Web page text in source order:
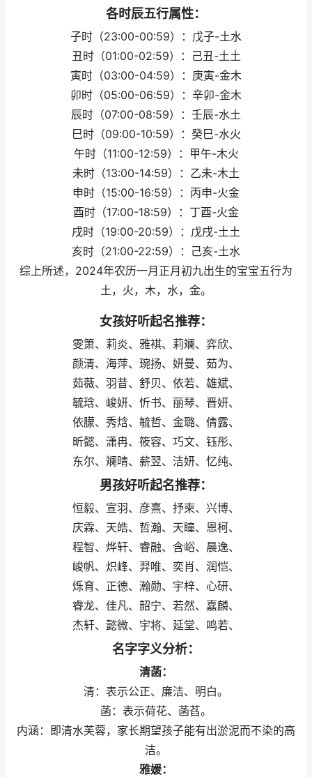
各时辰五行属性：
子时（23:00-00:59）：戊子-土水
丑时（01:00-02:59）：己丑-土土
寅时（03:00-04:59）：庚寅-金木
卯时（05:00-06:59）：辛卯-金木
辰时（07:00-08:59）：壬辰-水土
巳时（09:00-10:59）：癸巳-水火
午时（11:00-12:59）：甲午-木火
未时（13:00-14:59）：乙未-木土
申时（15:00-16:59）：丙申-火金
酉时（17:00-18:59）：丁酉-火金
戌时（19:00-20:59）：戊戌-土土
亥时（21:00-22:59）：己亥-土水
综上所述，2024年农历一月正月初九出生的宝宝五行为
土，火，木，水，金。
女孩好听起名推荐：
雯箫、莉炎、雅褀、莉斓、弈欣、
颜清、海萍、琬扬、妍曼、茹为、
茹薇、羽昔、舒贝、依若、雄斌、
毓琀、峻妍、忻书、丽琴、晋妍、
依朦、秀焓、毓哲、金璐、倩露、
昕懿、潇冉、筱容、巧文、钰彤、
东尔、斓晴、薪翌、洁妍、忆纯、
男孩好听起名推荐：
恒毅、宣羽、彦熹、抒柬、兴博、
庆霖、天皓、哲瀚、天瞳、恩柯、
程智、烨轩、睿融、含峪、晨逸、
峻帆、炽峰、羿唯、奕肖、润恺、
烁育、正德、瀚勋、宇梓、心研、
睿龙、佳凡、韶宁、若然、嘉麟、
杰轩、懿微、宇将、延堂、鸣若、
名字字义分析：
清菡：
清：表示公正、廉洁、明白。
菡：表示荷花、菡萏。
内涵：即清水芙蓉，家长期望孩子能有出淤泥而不染的高
洁。
雅媛：